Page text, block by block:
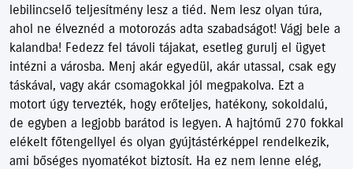
lebilincselő teljesítmény lesz a tiéd. Nem lesz olyan túra,
ahol ne élveznéd a motorozás adta szabadságot! Vágj bele a
kalandba! Fedezz fel távoli tájakat, esetleg gurulj el ügyet
intézni a városba. Menj akár egyedül, akár utassal, csak egy
táskával, vagy akár csomagokkal jól megpakolva. Ezt a
motort úgy tervezték, hogy erőteljes, hatékony, sokoldalú,
de egyben a legjobb barátod is legyen. A hajtómű 270 fokkal
elékelt főtengellyel és olyan gyújtástérképpel rendelkezik,
ami bőséges nyomatékot biztosít. Ha ez nem lenne elég,